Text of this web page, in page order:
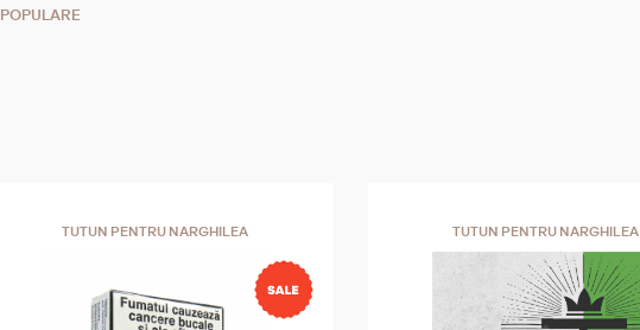
POPULARE
TUTUN PENTRU NARGHILEA TUTUN PENTRU NARGHILEA